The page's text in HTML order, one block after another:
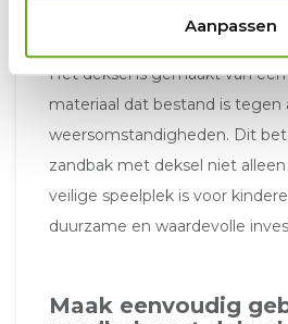
Aanpassen
Het deksel is gemaakt van
materiaal dat bestand is tegen
weersomstandigheden. Dit
zandbak met deksel niet
veilige speelplek is voor
duurzame en waardevolle
Maak eenvoudig